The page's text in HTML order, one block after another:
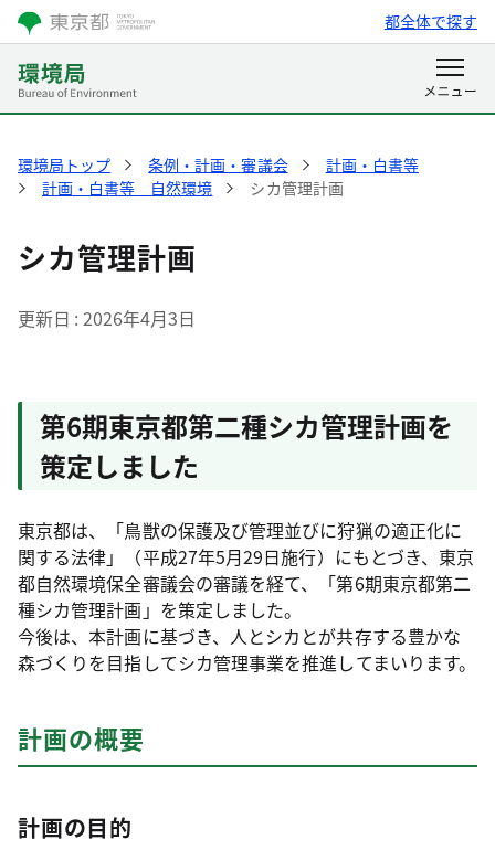
都全体で探す
環境局トップ 条例・計画・審議会
計画・白書等
計画・白書等 自然環境
シカ管理計画
シカ管理計画
更新日 2026年4月3日
第6期東京都第二種シカ管理計画を
策定しました
東京都は、「鳥獣の保護及び管理並びに狩猟の適正化に
関する法律」（平成27年5月29日施行）にもとづき、東京
都自然環境保全審議会の審議を経て、「第6期東京都第二
種シカ管理計画」を策定しました。
今後は、本計画に基づき、人とシカとが共存する豊かな
森づくりを目指してシカ管理事業を推進してまいります。
計画の概要
計画の目的